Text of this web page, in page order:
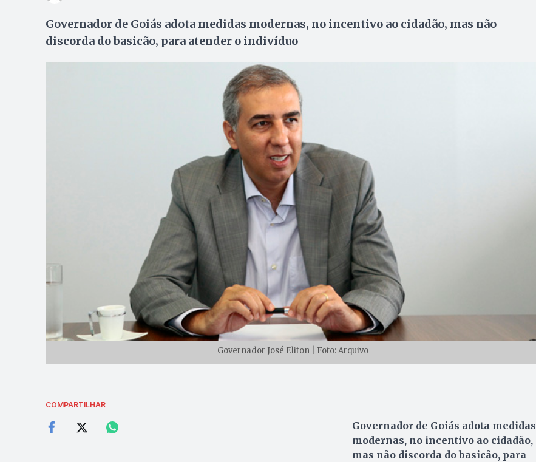
Governador de Goiás adota medidas modernas, no incentivo ao cidadão, mas não
discorda do basicão, para atender o indivíduo
Governador José Eliton | Foto: Arquivo
COMPARTILHAR
Governador de Goiás adota medidas
modernas, no incentivo ao cidadão,
mas não discorda do basicão, para